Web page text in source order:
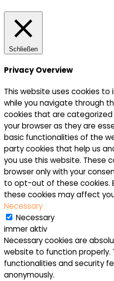
Schließen
Privacy Overview
This website uses cookies to
while you navigate through
cookies that are
your browser as they are
basic functionalities of the
party cookies that help us
you use this website. These
browser only with your
to opt-out of these cookies.
these cookies may affect
Necessary
Necessary
immer aktiv
Necessary cookies are
website to function properly.
functionalities and security
anonymously.